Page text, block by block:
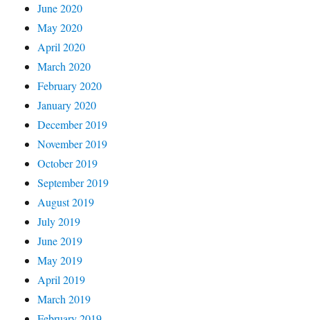
June 2020
May 2020
April 2020
March 2020
February 2020
January 2020
December 2019
November 2019
October 2019
September 2019
August 2019
July 2019
June 2019
May 2019
April 2019
March 2019